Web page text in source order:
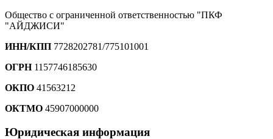
Общество с ограниченной ответственностью "ПКФ
"АЙДЖИСИ"
ИНН/КПП 7728202781/775101001
ОГРН1157746185630
ОКПО 41563212
ОКТМО 45907000000
Юридическая информация